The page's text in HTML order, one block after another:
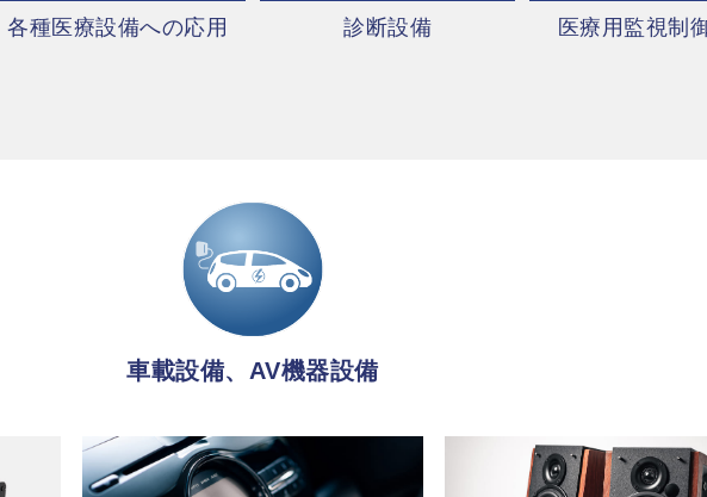
各種医療設備への応用 診断設備 医療用監視制
車載設備、AV機器設備